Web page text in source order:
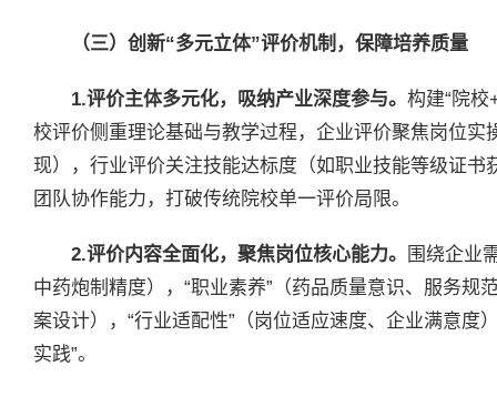
（三）创新“多元立体”评价机制，保障培养质量
1.评价主体多元化，吸纳产业深度参与。 构建“院校
校评价侧重理论基础与教学过程，企业评价聚焦岗位实
现），行业评价关注技能达标度（如职业技能等级证
团队协作能力，打破传统院校单一评价局限。
2.评价内容全面化，聚焦岗位核心能力。
围绕企业
中药炮制精度），“职业素养”（药品质量意识、服务规
案设计），“行业适配性”（岗位适应速度、企业满意度
实践”。